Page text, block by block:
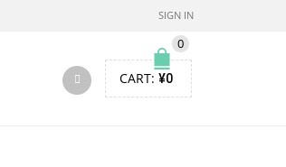
SIGN IN
0
CART: ¥0